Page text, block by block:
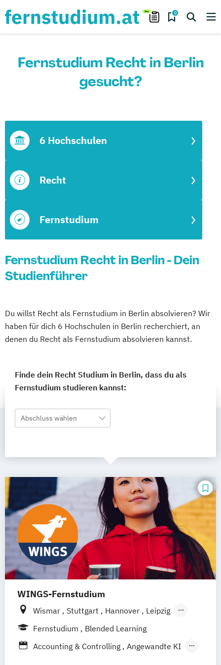
0
Fernstudium Recht in Berlin
gesucht?
Fernstudium
Recht
6 Hochschulen
Fernstudium Recht in Berlin - Dein
Studienführer
Du willst Recht als Fernstudium in Berlin absolvieren? Wir
haben für dich 6 Hochschulen in Berlin recherchiert, an
denen du Recht als Fernstudium absolvieren kannst.
Finde dein Recht Studium in Berlin, dass du als
Fernstudium studieren kannst:
Abschluss wählen
WINGS-Fernstudium
Wismar Stuttgart Hannover
Leipzig
Frankfurt am Main
Berlin
Hamburg
Nürnberg
Fernstudium
Blended Learning
Accounting & Controlling
Angewandte KI